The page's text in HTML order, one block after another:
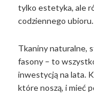
tylko estetyka, ale
codziennego ubioru.
Tkaniny naturalne,
fasony – to
inwestycją na lata.
które noszą, i mieć